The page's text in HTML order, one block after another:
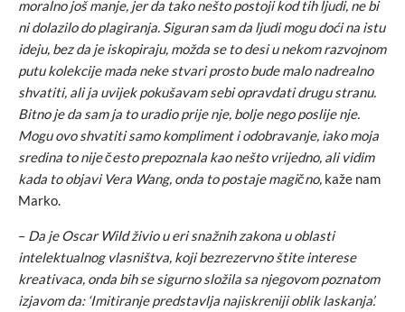
moralno još manje, jer da tako nešto postoji kod tih ljudi, ne bi
ni dolazilo do plagiranja. Siguran sam da ljudi mogu doći na istu
ideju, bez da je iskopiraju, možda se to desi u nekom razvojnom
putu kolekcije mada neke stvari prosto bude malo nadrealno
shvatiti, ali ja uvijek pokušavam sebi opravdati drugu stranu.
Bitno je da sam ja to uradio prije nje, bolje nego poslije nje.
Mogu ovo shvatiti samo kompliment i odobravanje, iako moja
sredina to nije često prepoznala kao nešto vrijedno, ali vidim
kada to objavi Vera Wang, onda to postaje magično, kaže nam
Marko.
– Da je Oscar Wild živio u eri snažnih zakona u oblasti
intelektualnog vlasništva, koji bezrezervno štite interese
kreativaca, onda bih se sigurno složila sa njegovom poznatom
izjavom da: ‘Imitiranje predstavlja najiskreniji oblik laskanja’.